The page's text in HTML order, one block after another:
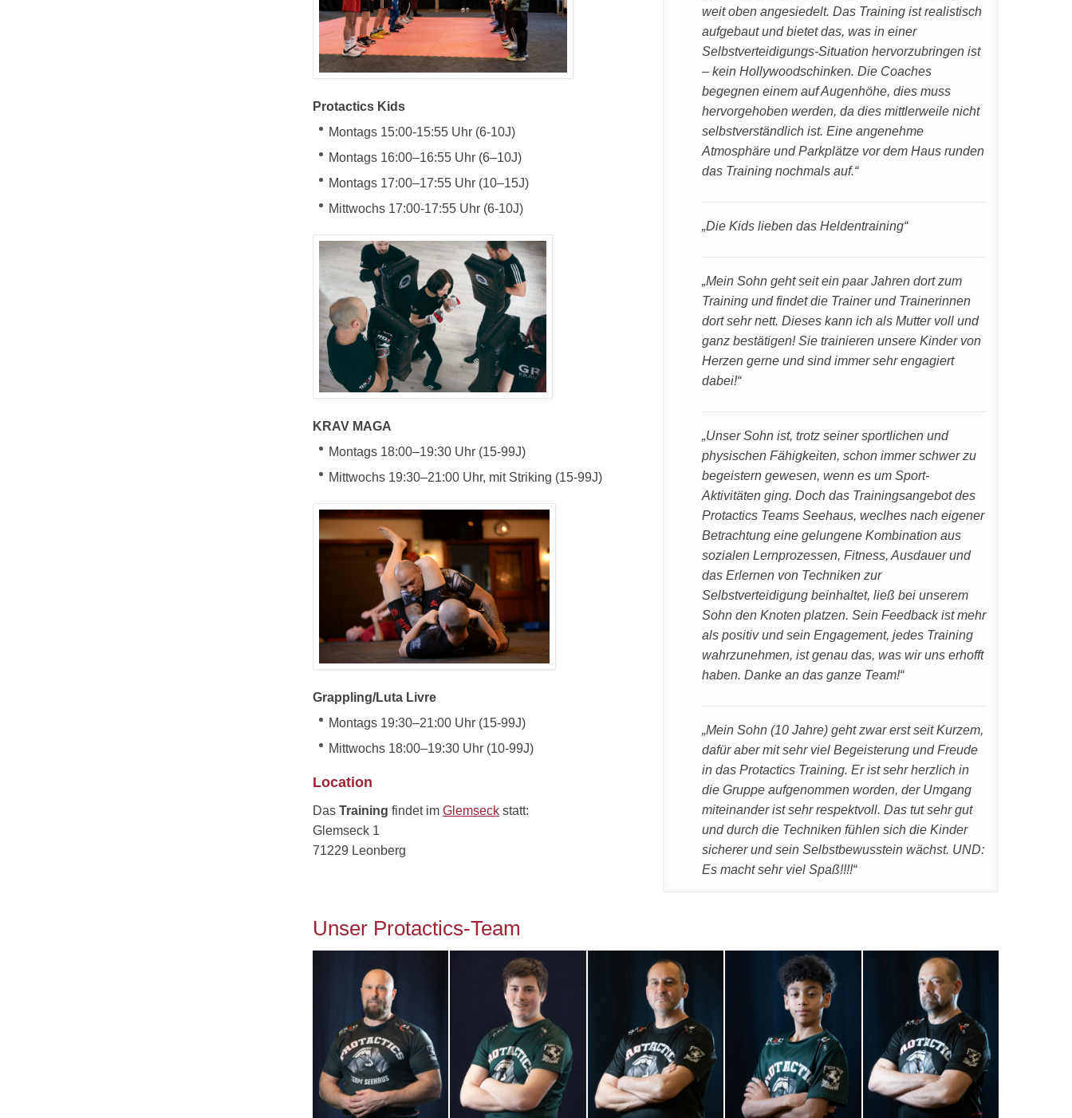
Protactics Kids
Montags 15:00-15:55 Uhr (6-10J)
Montags 16:00–16:55 Uhr (6–10J)
Montags 17:00–17:55 Uhr (10–15J)
Mittwochs 17:00-17:55 Uhr (6-10J)
KRAV MAGA
Montags 18:00–19:30 Uhr (15-99J)
Mittwochs 19:30–21:00 Uhr, mit Striking (15-99J)
Grappling/Luta Livre
Montags 19:30–21:00 Uhr (15-99J)
Mittwochs 18:00–19:30 Uhr (10-99J)
Location
Das Training findet im Glemseck statt:
Glemseck 1
71229 Leonberg
weit oben angesiedelt. Das Training ist realistisch
aufgebaut und bietet das, was in einer
Selbstverteidigungs-Situation hervorzubringen ist
– kein Hollywoodschinken. Die Coaches
begegnen einem auf Augenhöhe, dies muss
hervorgehoben werden, da dies mittlerweile nicht
selbstverständlich ist. Eine angenehme
Atmosphäre und Parkplätze vor dem Haus runden
das Training nochmals auf.“
„Die Kids lieben das Heldentraining“
„Mein Sohn geht seit ein paar Jahren dort zum
Training und findet die Trainer und Trainerinnen
dort sehr nett. Dieses kann ich als Mutter voll und
ganz bestätigen! Sie trainieren unsere Kinder von
Herzen gerne und sind immer sehr engagiert
dabei!“
„Unser Sohn ist, trotz seiner sportlichen und
physischen Fähigkeiten, schon immer schwer zu
begeistern gewesen, wenn es um Sport-
Aktivitäten ging. Doch das Trainingsangebot des
Protactics Teams Seehaus, weclhes nach eigener
Betrachtung eine gelungene Kombination aus
sozialen Lernprozessen, Fitness, Ausdauer und
das Erlernen von Techniken zur
Selbstverteidigung beinhaltet, ließ bei unserem
Sohn den Knoten platzen. Sein Feedback ist mehr
als positiv und sein Engagement, jedes Training
wahrzunehmen, ist genau das, was wir uns erhofft
haben. Danke an das ganze Team!“
„Mein Sohn (10 Jahre) geht zwar erst seit Kurzem,
dafür aber mit sehr viel Begeisterung und Freude
in das Protactics Training. Er ist sehr herzlich in
die Gruppe aufgenommen worden, der Umgang
miteinander ist sehr respektvoll. Das tut sehr gut
und durch die Techniken fühlen sich die Kinder
sicherer und sein Selbstbewusstein wächst. UND:
Es macht sehr viel Spaß!!!!“
Unser Protactics-Team